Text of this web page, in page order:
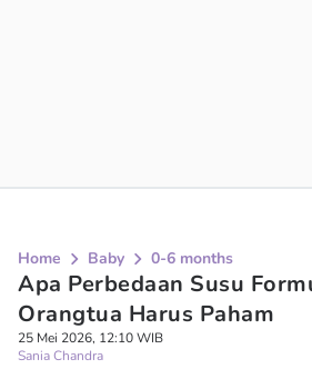
Home Baby 0-6 months
Apa Perbedaan Susu
Orangtua Harus Paham
25 Mei 2026, 12:10 WIB
Sania Chandra